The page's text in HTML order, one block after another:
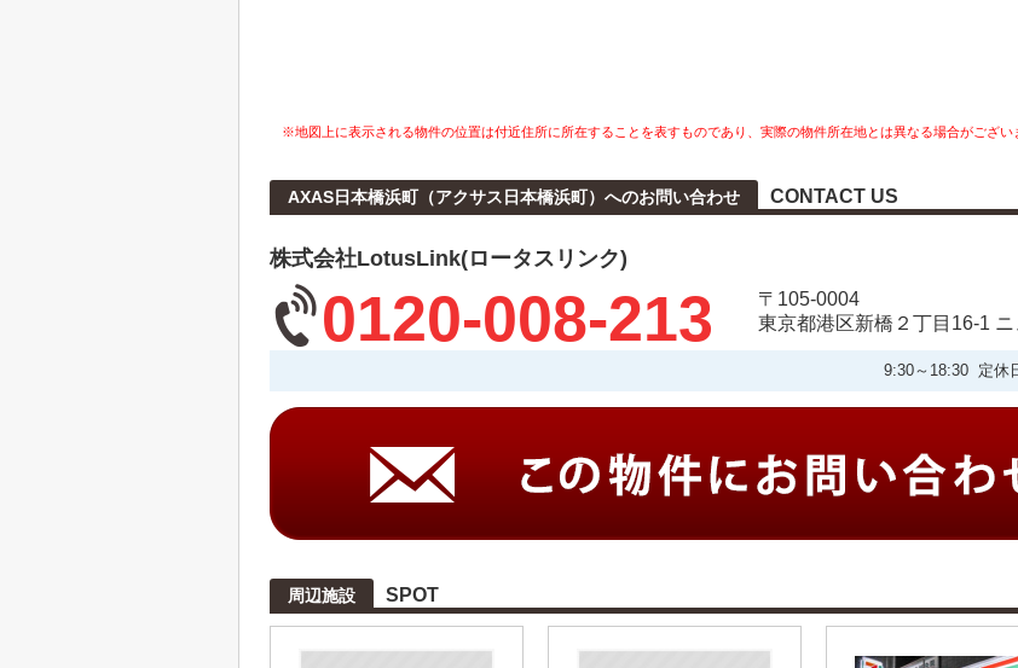
※地図上に表示される物件の位置は付近住所に所在することを表すものであり、実際の物件所在地とは異なる場合がござい
AXAS日本橋浜町（アクサス日本橋浜町）へのお問い合わせ CONTACT US
株式会社LotusLink(ロータスリンク)
0120-008-213
〒105-0004
東京都港区新橋２丁目16-1
9:30～18:30 定休
周辺施設 SPOT